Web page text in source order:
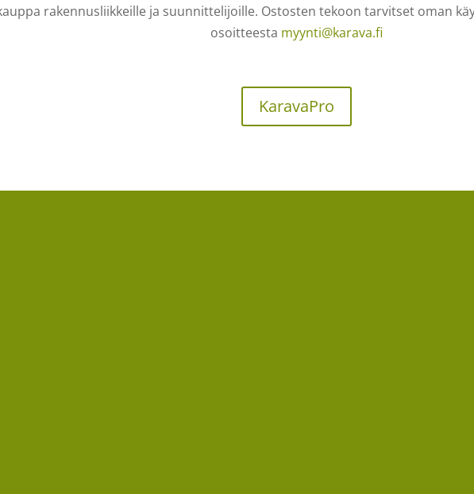
rakennusliikkeille ja suunnittelijoille. Ostosten tekoon tarvitset oman
osoitteesta myynti@karava.fi
KaravaPro